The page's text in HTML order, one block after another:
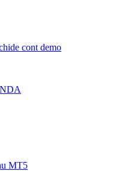
cont demo
MT5